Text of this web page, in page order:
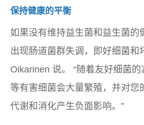
保持健康的平衡
如果没有维持益生菌和益生菌的
出现肠道菌群失调，即好细菌和
Oikarinen 说。 “随着友好细菌
等有害细菌会大量繁殖，并对您
代谢和消化产生负面影响。”